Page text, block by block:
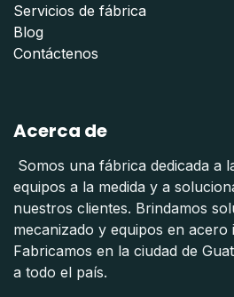
Servicios de fábrica
Blog
Contáctenos
Acerca de
Somos una fábrica dedicada a
equipos a la medida y a
nuestros clientes. Brindamos
mecanizado y equipos en acero
Fabricamos en la ciudad de
a todo el país.